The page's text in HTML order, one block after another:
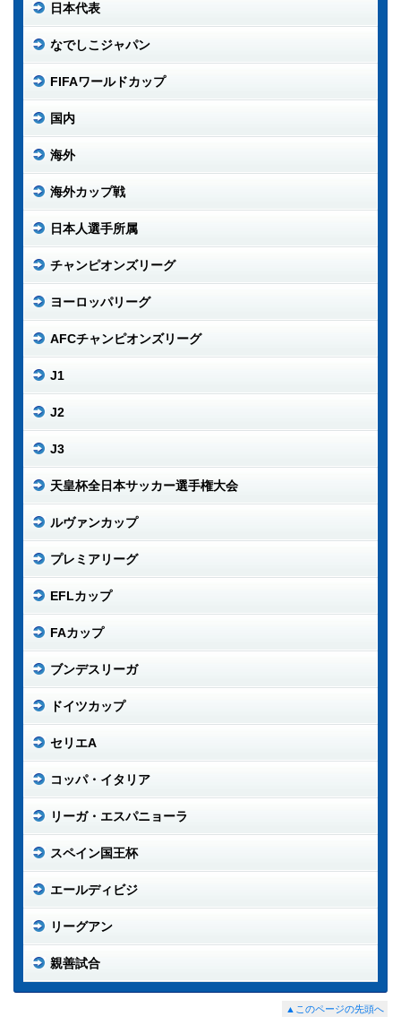
日本代表
なでしこジャパン
FIFAワールドカップ
国内
海外
海外カップ戦
日本人選手所属
チャンピオンズリーグ
ヨーロッパリーグ
AFCチャンピオンズリーグ
J1
J2
J3
天皇杯全日本サッカー選手権大会
ルヴァンカップ
プレミアリーグ
EFLカップ
FAカップ
ブンデスリーガ
ドイツカップ
セリエA
コッパ・イタリア
リーガ・エスパニョーラ
スペイン国王杯
エールディビジ
リーグアン
親善試合
▲このページの先頭へ